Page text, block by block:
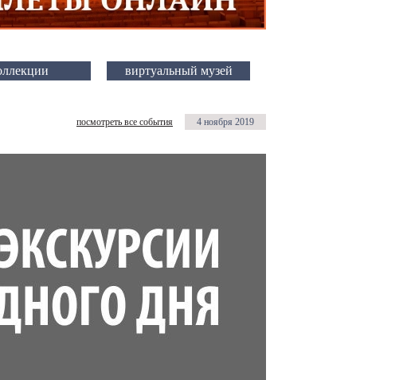
виртуальный музей
посмотреть все события 4 ноября 2019